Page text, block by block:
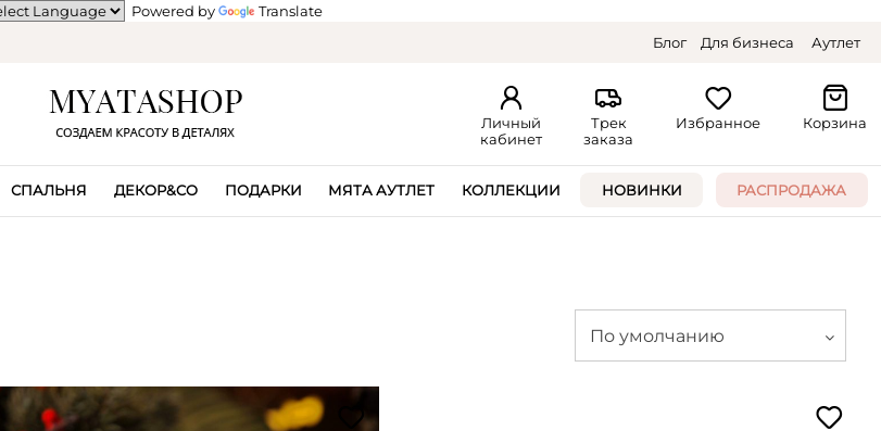
Powered by
Translate
Блог Для бизнеса Аутлет
Личный
кабинет
Трек
заказа
Избранное Корзина
СПАЛЬНЯ ДЕКОР&CO ПОДАРКИ МЯТА АУТЛЕТ КОЛЛЕКЦИИ НОВИНКИ РАСПРОДАЖА
По умолчанию